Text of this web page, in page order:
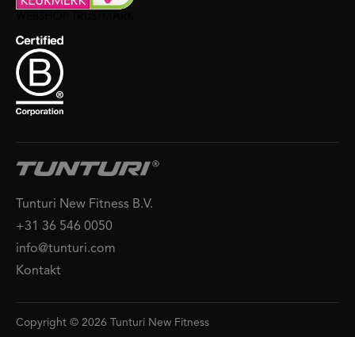
Tunturi New Fitness B.V.
+31 36 546 0050
info@tunturi.com
Kontakt
Copyright © 2026 Tunturi New Fitness